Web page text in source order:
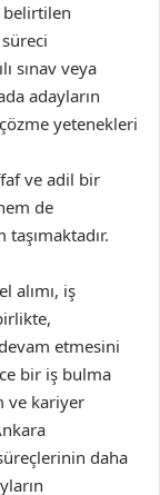
belirtilen
sınav veya
adayların
yetenekleri
ve adil bir
de
alımı, iş
etmesini
bir iş bulma
ve kariyer
daha